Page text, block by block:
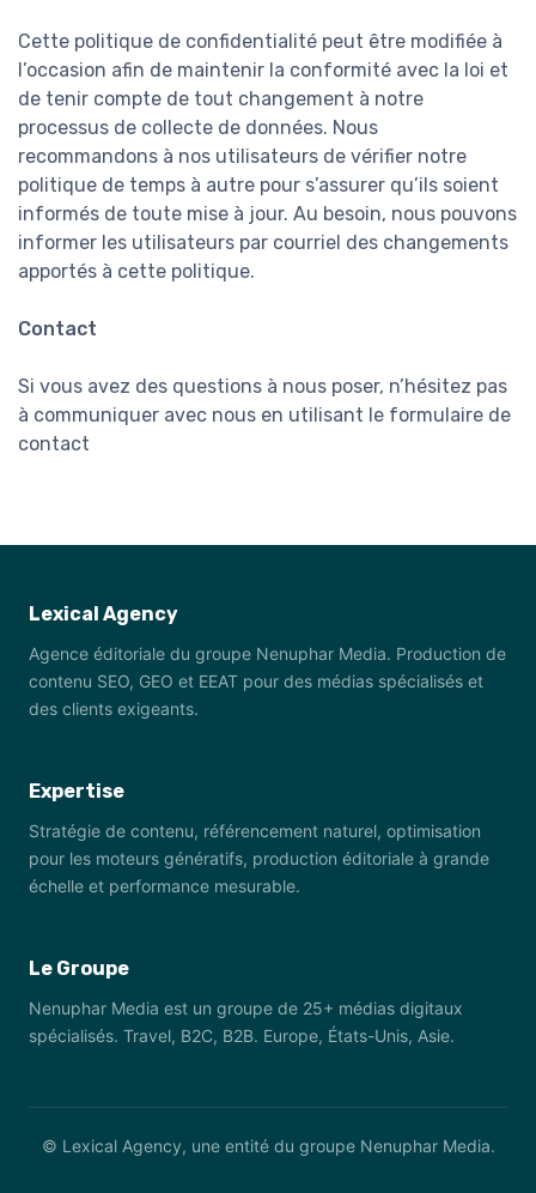
Cette politique de confidentialité peut être modifiée à
l’occasion afin de maintenir la conformité avec la loi et
de tenir compte de tout changement à notre
processus de collecte de données. Nous
recommandons à nos utilisateurs de vérifier notre
politique de temps à autre pour s’assurer qu’ils soient
informés de toute mise à jour. Au besoin, nous pouvons
informer les utilisateurs par courriel des changements
apportés à cette politique.
Contact
Si vous avez des questions à nous poser, n’hésitez pas
à communiquer avec nous en utilisant le formulaire de
contact
Lexical Agency
Agence éditoriale du groupe Nenuphar Media. Production de
contenu SEO, GEO et EEAT pour des médias spécialisés et
des clients exigeants.
Expertise
Stratégie de contenu, référencement naturel, optimisation
pour les moteurs génératifs, production éditoriale à grande
échelle et performance mesurable.
Le Groupe
Nenuphar Media est un groupe de 25+ médias digitaux
spécialisés. Travel, B2C, B2B. Europe, États-Unis, Asie.
© Lexical Agency, une entité du groupe Nenuphar Media.